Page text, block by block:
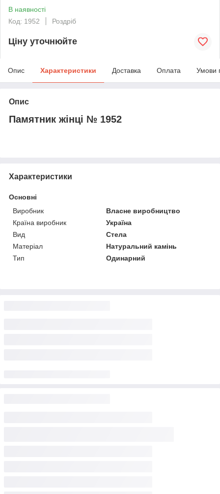
В наявності
Код: 1952
Роздріб
Ціну уточнюйте
Опис Характеристики Доставка Оплата Умови
Опис
Памятник жінці № 1952
Характеристики
Основні
Виробник
Власне виробництво
Країна виробник
Україна
Вид
Стела
Матеріал
Натуральний камінь
Тип
Одинарний